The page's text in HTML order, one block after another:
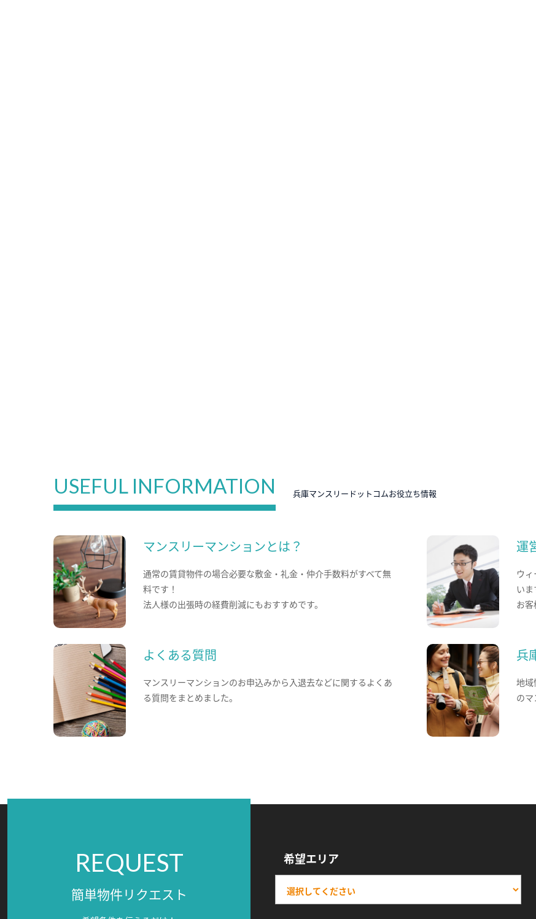
USEFUL INFORMATION 兵庫マンスリードットコムお役立ち情報
マンスリーマンションとは？
通常の賃貸物件の場合必要な敷金・礼金・仲介手数料がすべて無
料です！
法人様の出張時の経費削減にもおすすめです。
運
ウ
いま
お客
よくある質問
マンスリーマンションのお申込みから入退去などに関するよくあ
る質問をまとめました。
兵
地域
のマ
REQUEST
簡単物件リクエスト
希望エリア